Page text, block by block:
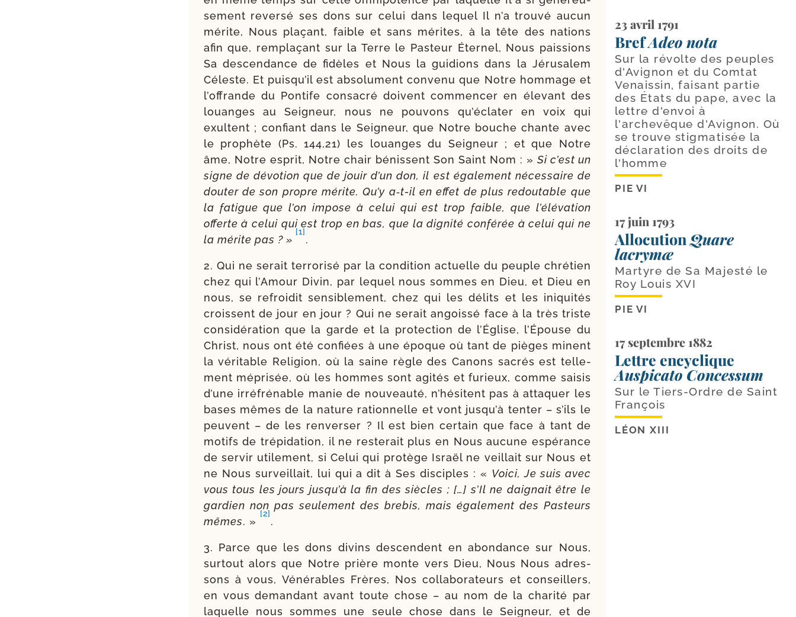
se­ment rever­sé ses dons sur celui dans lequel Il n’a trou­vé aucun
mérite, Nous pla­çant, faible et sans mérites, à la tête des nations
afin que, rem­pla­çant sur la Terre le Pasteur Éternel, Nous pais­sions
Sa des­cen­dance de fidèles et Nous la gui­dions dans la Jérusalem
Céleste. Et puisqu’il est abso­lu­ment conve­nu que Notre hom­mage et
l’offrande du Pontife consa­cré doivent com­men­cer en éle­vant des
louanges au Seigneur, nous ne pou­vons qu’éclater en voix qui
exultent ; confiant dans le Seigneur, que Notre bouche chante avec
le pro­phète (Ps. 144,21) les louanges du Seigneur ; et que Notre
âme, Notre esprit, Notre chair bénissent Son Saint Nom : » Si c’est un
signe de dévo­tion que de jouir d’un don, il est éga­le­ment néces­saire de
dou­ter de son propre mérite. Qu’y a‑t-​il en effet de plus redou­table que
la fatigue que l’on impose à celui qui est trop faible, que l’élévation
offerte à celui qui est trop en bas, que la digni­té confé­rée à celui qui ne
la mérite pas ? »
[1]
.
2. Qui ne serait ter­ro­ri­sé par la condi­tion actuelle du peuple chré­tien
chez qui l’Amour Divin, par lequel nous sommes en Dieu, et Dieu en
nous, se refroi­dit sen­si­ble­ment, chez qui les délits et les ini­qui­tés
croissent de jour en jour ? Qui ne serait angois­sé face à la très triste
consi­dé­ra­tion que la garde et la pro­tec­tion de l’Église, l’Épouse du
Christ, nous ont été confiées à une époque où tant de pièges minent
la véri­table Religion, où la saine règle des Canons sacrés est tel­le­
ment mépri­sée, où les hommes sont agi­tés et furieux, comme sai­sis
d’une irré­fré­nable manie de nou­veau­té, n’hésitent pas à atta­quer les
bases mêmes de la nature ration­nelle et vont jusqu’à ten­ter – s’ils le
peuvent – de les ren­ver­ser ? Il est bien cer­tain que face à tant de
motifs de tré­pi­da­tion, il ne res­te­rait plus en Nous aucune espé­rance
de ser­vir uti­le­ment, si Celui qui pro­tège Israël ne veillait sur Nous et
ne Nous sur­veillait, lui qui a dit à Ses dis­ciples : « Voici, Je suis avec
vous tous les jours jusqu’à la fin des siècles ; […] s’Il ne dai­gnait être le
gar­dien non pas seule­ment des bre­bis, mais éga­le­ment des Pasteurs
mêmes. »
[2]
.
3. Parce que les dons divins des­cendent en abon­dance sur Nous,
sur­tout alors que Notre prière monte vers Dieu, Nous Nous adres­
sons à vous, Vénérables Frères, Nos col­la­bo­ra­teurs et conseillers,
en vous deman­dant avant toute chose – au nom de la cha­ri­té par
laquelle nous sommes une seule chose dans le Seigneur, et de
23 avril 1791
BrefAdeo nota
Sur la révolte des peuples
d'Avignon et du Comtat
Venaissin, faisant partie
des États du pape, avec la
lettre d'envoi à
l'archevêque d'Avignon. Où
se trouve stigmatisée la
déclaration des droits de
l'homme
PIE VI
17 juin 1793
AllocutionQuare
lacrymæ
Martyre de Sa Majesté le
Roy Louis XVI
PIE VI
17 septembre 1882
Lettre encyclique
Auspicato Concessum
Sur le Tiers-Ordre de Saint
François
LÉON XIII